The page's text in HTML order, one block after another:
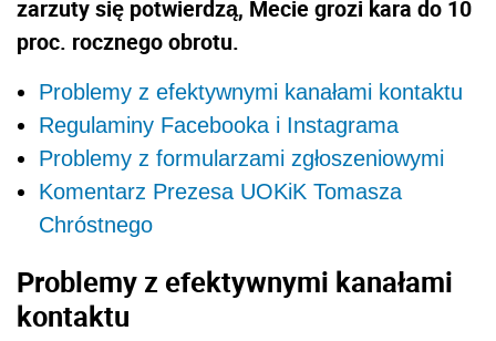
zarzuty się potwierdzą, Mecie grozi kara do 10
proc. rocznego obrotu.
Problemy z efektywnymi kanałami kontaktu
Regulaminy Facebooka i Instagrama
Problemy z formularzami zgłoszeniowymi
Komentarz Prezesa UOKiK Tomasza
Chróstnego
Problemy z efektywnymi kanałami
kontaktu